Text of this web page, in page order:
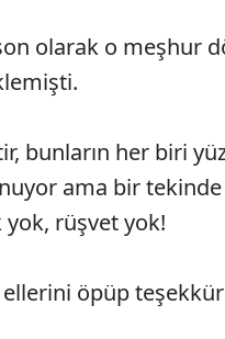
olarak o meşhur
bunların her biri
ama bir
rüşvet yok!
öpüp